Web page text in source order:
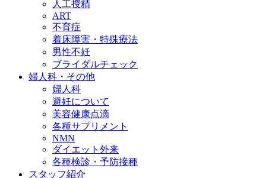
人工授精
ART
不育症
着床障害・特殊療法
男性不妊
ブライダルチェック
婦人科・その他
婦人科
避妊について
美容健康点滴
各種サプリメント
NMN
ダイエット外来
各種検診・予防接種
スタッフ紹介